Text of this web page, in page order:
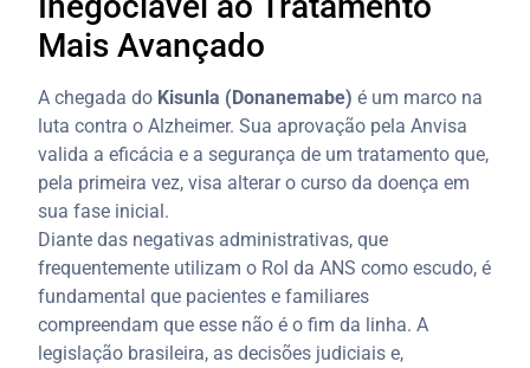
Mais Avançado
A chegada do Kisunla (Donanemabe) é um marco na
luta contra o Alzheimer. Sua aprovação pela Anvisa
valida a eficácia e a segurança de um tratamento que,
pela primeira vez, visa alterar o curso da doença em
sua fase inicial.
Diante das negativas administrativas, que
frequentemente utilizam o Rol da ANS como escudo, é
fundamental que pacientes e familiares
compreendam que esse não é o fim da linha. A
legislação brasileira, as decisões judiciais e,